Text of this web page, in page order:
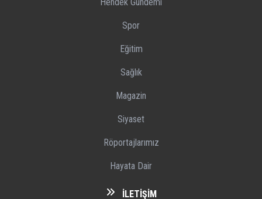
Spor
Eğitim
Sağlık
Magazin
Siyaset
Röportajlarımız
Hayata Dair
İLETIŞIM